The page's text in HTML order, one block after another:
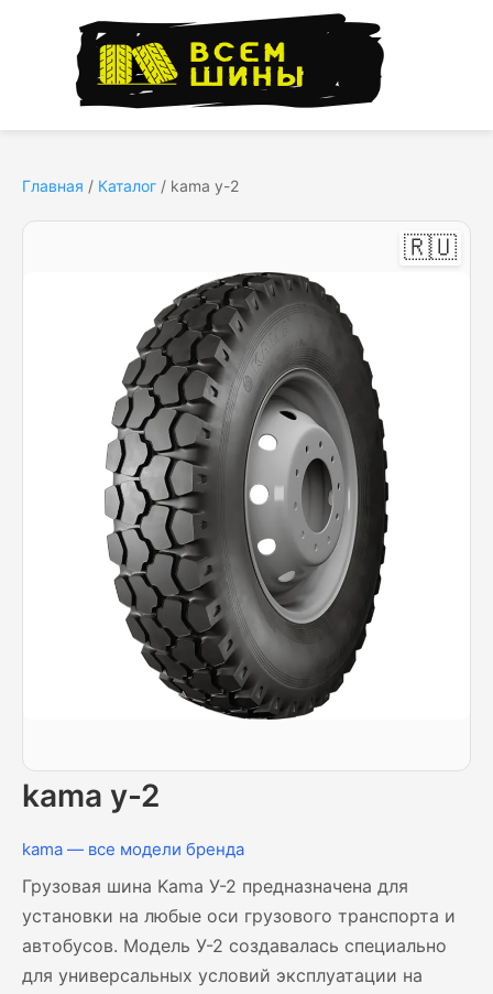
Главная / Каталог / kama у-2
🇷🇺
kama у-2
kama — все модели бренда
Грузовая шина Kama У-2 предназначена для
установки на любые оси грузового транспорта и
автобусов. Модель У-2 создавалась специально
для универсальных условий эксплуатации на